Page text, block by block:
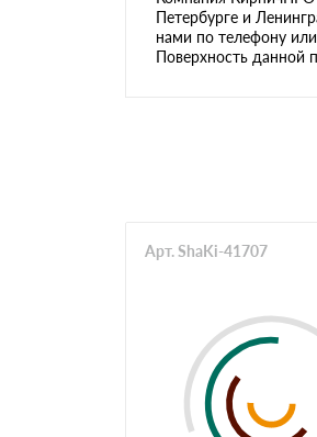
Петербурге и
нами по телефону
Поверхность данной
Арт. ShaKi-41707